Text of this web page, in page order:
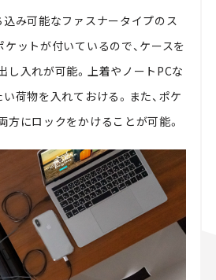
み可能なファスナータイプのス
ケットが付いているので、ケースを
し入れが可能。上着やノートPCな
荷物を入れておける。また、ポケ
方にロックをかけることが可能。